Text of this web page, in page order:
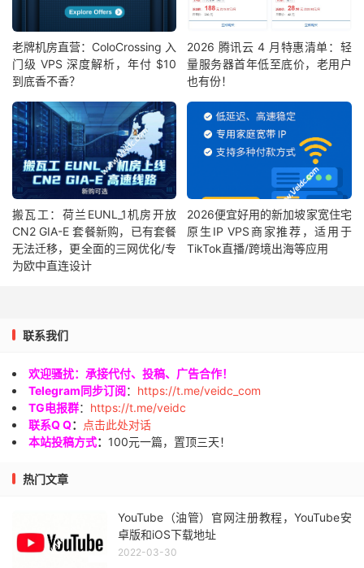
老牌机房直营：ColoCrossing 入
门级 VPS 深度解析，年付 $10
到底香不香？
2026 腾讯云 4 月特惠清单：轻
量服务器首年低至底价，老用户
也有份！
搬瓦工：荷兰EUNL_1机房开放
CN2 GIA-E 套餐新购，已有套餐
无法迁移，更全面的三网优化/专
为欧中直连设计
2026便宜好用的新加坡家宽住宅
原生IP VPS商家推荐，适用于
TikTok直播/跨境出海等应用
联系我们
欢迎骚扰：承接代付、投稿、广告合作！
Telegram同步订阅： https://t.me/veidc_com
TG电报群： https://t.me/veidc
联系Q Q：
点击此处对话
本站投稿方式： 100元一篇，置顶三天！
热门文章
YouTube（油管）官网注册教程，YouTube安
卓版和iOS下载地址
2022-03-30